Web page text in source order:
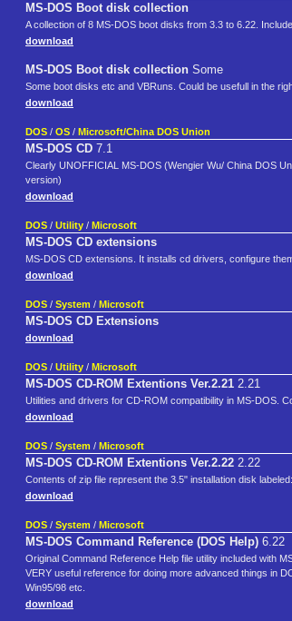
MS-DOS Boot disk collection
A collection of 8 MS-DOS boot disks from 3.3 to 6.22.
download
MS-DOS Boot disk collection Some
Some boot disks etc and VBRuns. Could be usefull in the
download
DOS / OS / Microsoft/China DOS Union
MS-DOS CD 7.1
Clearly UNOFFICIAL MS-DOS (Wengier Wu/ China DOS
version)
download
DOS / Utility / Microsoft
MS-DOS CD extensions
MS-DOS CD extensions. It installs cd drivers, configure
download
DOS / System / Microsoft
MS-DOS CD Extensions
download
DOS / Utility / Microsoft
MS-DOS CD-ROM Extentions Ver.2.21 2.21
Utilities and drivers for CD-ROM compatibility in MS-DOS.
download
DOS / System / Microsoft
MS-DOS CD-ROM Extentions Ver.2.22 2.22
Contents of zip file represent the 3.5" installation disk
download
DOS / System / Microsoft
MS-DOS Command Reference (DOS Help) 6.22
Original Command Reference Help file utility included with
VERY useful reference for doing more advanced things in
Win95/98 etc.
download